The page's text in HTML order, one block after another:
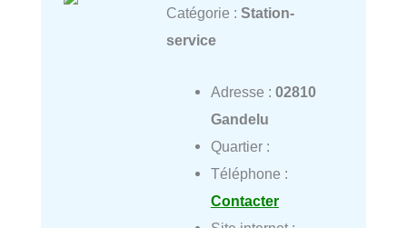
Catégorie : Station-
service
Adresse : 02810
Gandelu
Quartier :
Téléphone :
Contacter